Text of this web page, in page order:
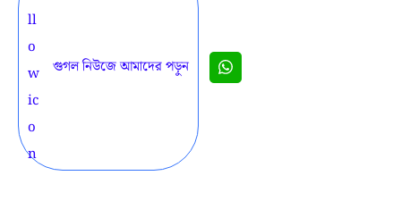
গুগল নিউজে আমাদের পড়ুন